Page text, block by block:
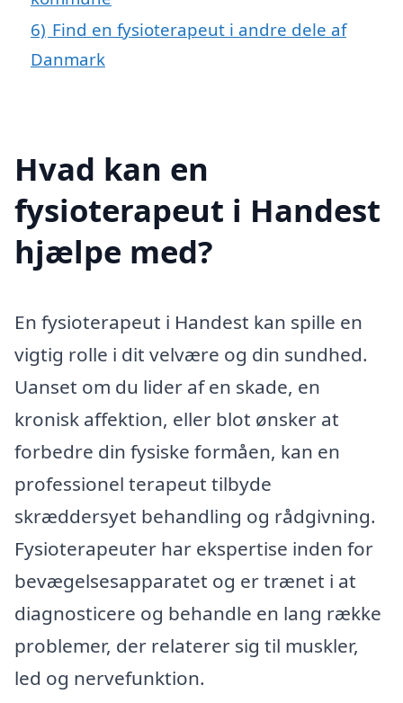
6) Find en fysioterapeut i andre dele af
Danmark
Hvad kan en
fysioterapeut i Handest
hjælpe med?
En fysioterapeut i Handest kan spille en
vigtig rolle i dit velvære og din sundhed.
Uanset om du lider af en skade, en
kronisk affektion, eller blot ønsker at
forbedre din fysiske formåen, kan en
professionel terapeut tilbyde
skræddersyet behandling og rådgivning.
Fysioterapeuter har ekspertise inden for
bevægelsesapparatet og er trænet i at
diagnosticere og behandle en lang række
problemer, der relaterer sig til muskler,
led og nervefunktion.